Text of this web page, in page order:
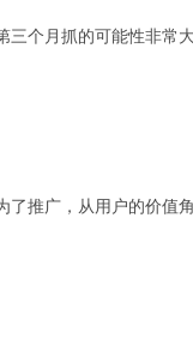
个月抓的可能性非常大
推广，从用户的价值